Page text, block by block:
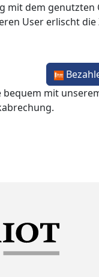
mit dem
User erlischt
bequem mit